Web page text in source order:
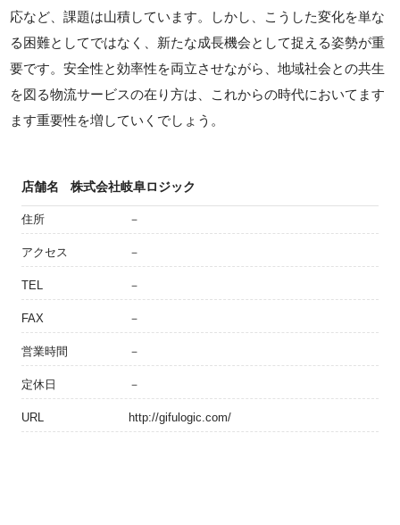
応など、課題は山積しています。しかし、こうした変化を単な
る困難としてではなく、新たな成長機会として捉える姿勢が重
要です。安全性と効率性を両立させながら、地域社会との共生
を図る物流サービスの在り方は、これからの時代においてます
ます重要性を増していくでしょう。
店舗名 株式会社岐阜ロジック
住所 －
アクセス －
TEL －
FAX －
営業時間 －
定休日 －
URL http://gifulogic.com/